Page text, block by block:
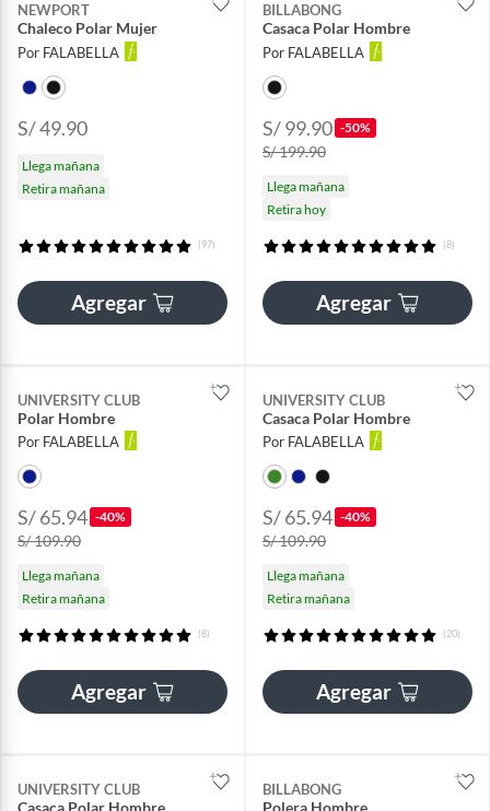
NEWPORT
Chaleco Polar Mujer
Por FALABELLA
S/ 49.90
Llega mañana
Retira mañana
(97)
Agregar
BILLABONG
Casaca Polar Hombre
Por FALABELLA
S/ 99.90 -50%
S/ 199.90
Llega mañana
Retira hoy
(8)
Agregar
UNIVERSITY CLUB
Polar Hombre
Por FALABELLA
S/ 65.94 -40%
S/ 109.90
Llega mañana
Retira mañana
(8)
Agregar
UNIVERSITY CLUB
Casaca Polar Hombre
Por FALABELLA
S/ 65.94 -40%
S/ 109.90
Llega mañana
Retira mañana
(20)
Agregar
UNIVERSITY CLUB
Casaca Polar Hombre
BILLABONG
Polera Hombre